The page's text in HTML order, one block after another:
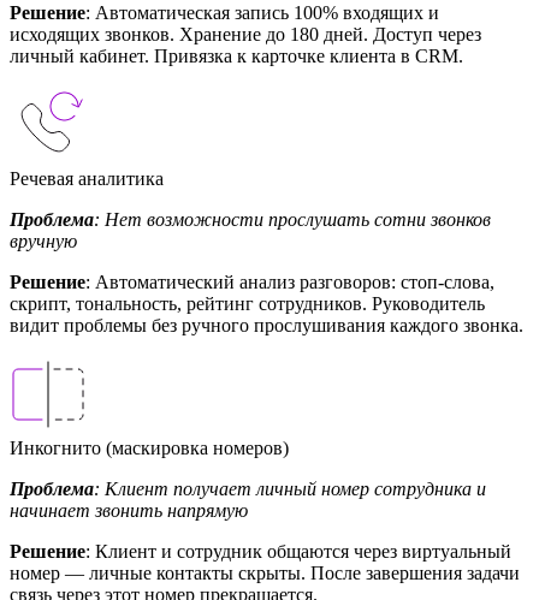
Решение: Автоматическая запись 100% входящих и
исходящих звонков. Хранение до 180 дней. Доступ через
личный кабинет. Привязка к карточке клиента в CRM.
Речевая аналитика
Проблема: Нет возможности прослушать сотни звонков
вручную
Решение: Автоматический анализ разговоров: стоп-слова,
скрипт, тональность, рейтинг сотрудников. Руководитель
видит проблемы без ручного прослушивания каждого звонка.
Инкогнито (маскировка номеров)
Проблема: Клиент получает личный номер сотрудника и
начинает звонить напрямую
Решение: Клиент и сотрудник общаются через виртуальный
номер — личные контакты скрыты. После завершения задачи
связь через этот номер прекращается.